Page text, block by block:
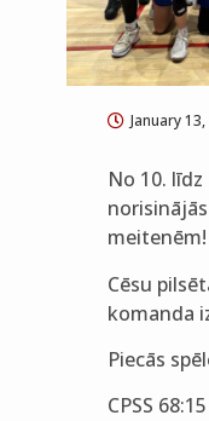
January
No 10.
meitenēm!
Cēsu
komanda
Piecās
CPSS